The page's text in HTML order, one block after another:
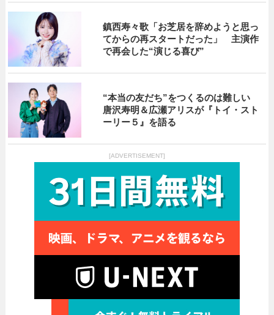
鎮西寿々歌「お芝居を辞めようと思っ
てからの再スタートだった」 主演作
で再会した“演じる喜び”
“本当の友だち”をつくるのは難しい
唐沢寿明＆広瀬アリスが『トイ・スト
ーリー５』を語る
[ADVERTISEMENT]